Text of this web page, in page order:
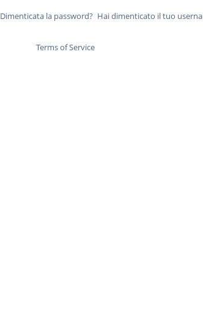
Dimenticata la password? Hai dimenticato il tuo
Terms of Service